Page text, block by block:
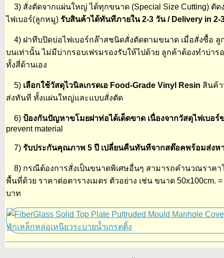
3) สั่งตัดจากแผ่นใหญ่ ได้ทุกขนาด (Special Size Cutting) ตัด
ไฟเบอร์(ลูกหมู) รับสินค้าได้ทันทีภายใน 2-3 วัน / Delivery in 2-
4) ฝาทึบปิดบ่อไฟเบอร์กล๊าสชนิดสั่งตัดตามขนาด เมื่อสั่งซื้อ ลู
บนเท่านั้น ไม่มีบ่ากรอบเฟรมรองรับให้ไปด้วย ลูกค้าต้องทำบ่าร
ทั้งสี่ด้านเอง
5) เลือกใช้วัสดุไวนิลเกรดเอ Food-Grade Vinyl Resin สินค้
ส่งทันที ทั้งแผ่นใหญ่และแบบสั่งตัด
6) ป้องกันปัญหาขโมยฝาท่อได้เด็ดขาด เนื่องจากวัสดุไฟเบอร์
prevent material
7) รับประกันคุณภาพ 5 ปี เปลี่ยนคืนทันทีจากสต๊อคพร้อมส่งห
8) กรณีต้องการสั่งเป็นขนาดพิเศษอื่นๆ สามารถคำนวณราค
พื้นที่ด้วย ราคาต่อตารางเมตร ตัวอย่าง เช่น ขนาด 50x100cm.
บาท